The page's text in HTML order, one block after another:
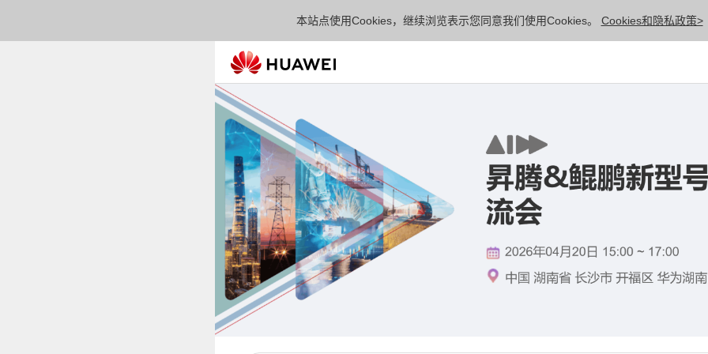
本站点使用Cookies，继续浏览表示您同意我们使用Cookies。 Cookies和隐私政策>